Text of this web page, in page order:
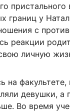
границ у
с
реакции
личную
на
девушки, а
Во время